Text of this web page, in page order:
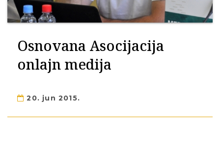
Osnovana Asocijacija
onlajn medija
20. jun 2015.